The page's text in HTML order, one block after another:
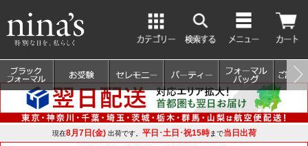
現在8月7日(金)出荷です。 平日･土日･祝15時まで当日出荷